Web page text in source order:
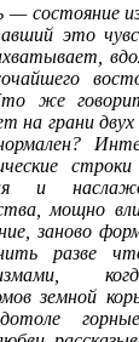
— состояние
это
же
на грани
и
мощно
заново
разве
земной